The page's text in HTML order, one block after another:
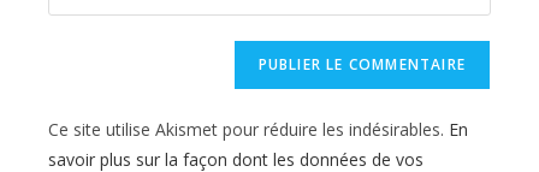
comment
l’URL
(facultatif)
Ce site utilise Akismet pour réduire les indésirables. En
savoir plus sur la façon dont les données de vos